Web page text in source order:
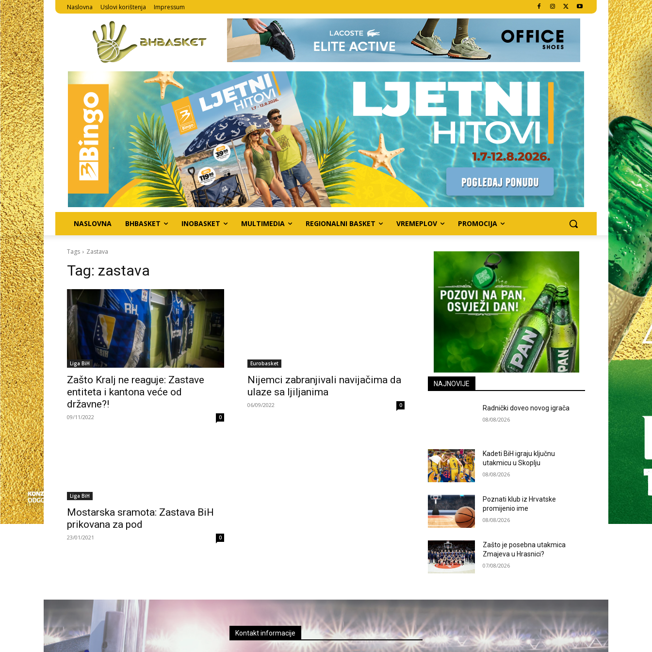
Naslovna Uslovi korištenja Impressum
NASLOVNA BHBASKET INOBASKET MULTIMEDIA REGIONALNI BASKET VREMEPLOV PROMOCIJA
Tags Zastava
Tag: zastava
Liga BiH
Zašto Kralj ne reaguje: Zastave
entiteta i kantona veće od
državne?!
09/11/2022 0
Eurobasket
Nijemci zabranjivali navijačima da
ulaze sa ljiljanima
06/09/2022 0
Liga BiH
Mostarska sramota: Zastava BiH
prikovana za pod
23/01/2021 0
NAJNOVIJE
Radnički doveo novog igrača
08/08/2026
Kadeti BiH igraju ključnu
utakmicu u Skoplju
08/08/2026
Poznati klub iz Hrvatske
promijenio ime
08/08/2026
Zašto je posebna utakmica
Zmajeva u Hrasnici?
07/08/2026
Kontakt informacije